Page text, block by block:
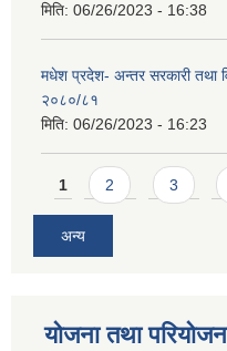
मिति: 06/26/2023 - 16:38
मधेश प्रदेश- अन्तर सरकारी तथा
२०८०/८१
मिति: 06/26/2023 - 16:23
Pages
1 2 3
अन्य
योजना तथा